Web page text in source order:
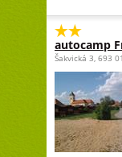
autocamp
Šakvická 3, 693